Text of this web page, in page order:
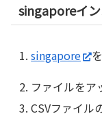
singaporeイ
singapore
ファイルをア
CSVファイル